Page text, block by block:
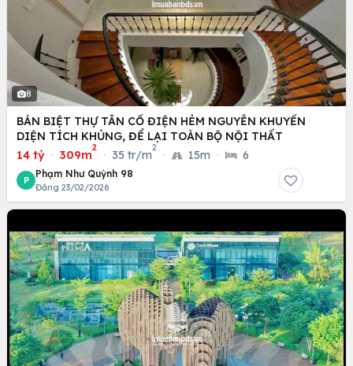
8
BÁN BIỆT THỰ TÂN CỔ ĐIỆN HẺM NGUYỄN KHUYẾN
DIỆN TÍCH KHỦNG, ĐỂ LẠI TOÀN BỘ NỘI THẤT
14 tỷ · 309m
2
· 35 tr/m
2
· 15m · 6
P
Phạm Như Quỳnh 98
Đăng 23/02/2026